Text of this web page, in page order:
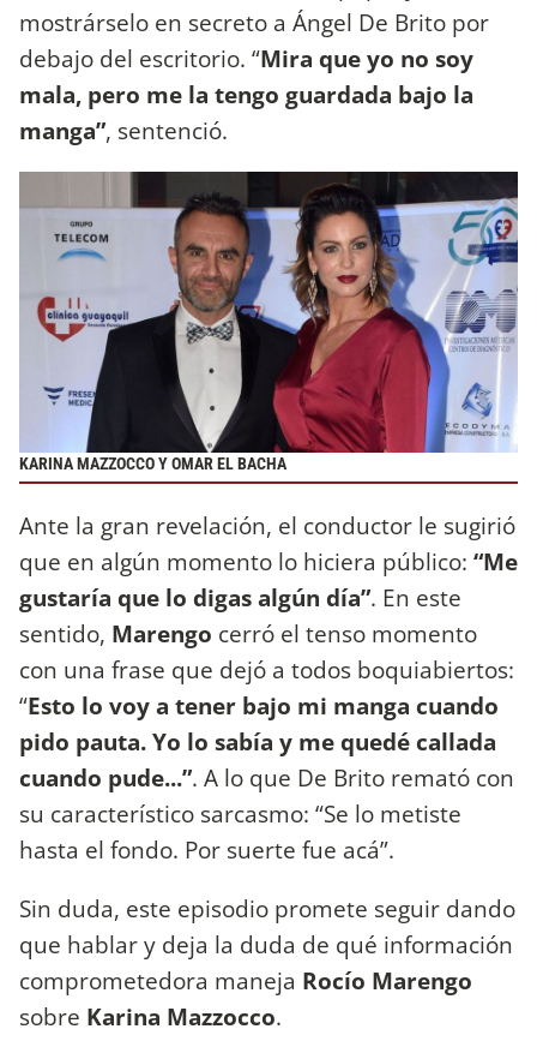
mostrárselo en secreto a Ángel De Brito por
debajo del escritorio. “Mira que yo no soy
mala, pero me la tengo guardada bajo la
manga”, sentenció.
KARINA MAZZOCCO Y OMAR EL BACHA
Ante la gran revelación, el conductor le sugirió
que en algún momento lo hiciera público: “Me
gustaría que lo digas algún día”. En este
sentido, Marengo cerró el tenso momento
con una frase que dejó a todos boquiabiertos:
“Esto lo voy a tener bajo mi manga cuando
pido pauta. Yo lo sabía y me quedé callada
cuando pude...”. A lo que De Brito remató con
su característico sarcasmo: “Se lo metiste
hasta el fondo. Por suerte fue acá”.
Sin duda, este episodio promete seguir dando
que hablar y deja la duda de qué información
comprometedora maneja Rocío Marengo
sobre Karina Mazzocco.